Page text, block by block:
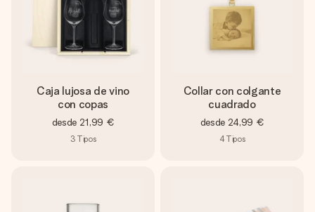
Caja lujosa de vino
con copas
desde 21,99 €
3 Tipos
Collar con colgante
cuadrado
desde 24,99 €
4Tipos